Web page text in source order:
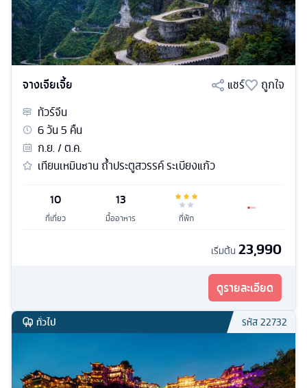
จางเจียเจี้ย แชร์
ถูกใจ
ทัวร์จีน
6วัน5 คืน
ก.ย. / ต.ค.
เทียนเหมินซาน ถ้ำประตูสวรรค์ ระเบียงแก้ว
10
ที่เที่ยว
13
มื้ออาหาร ที่พัก
เริ่มต้น 23,990
ดูรายละเอียด
ทั่วไป รหัส22732